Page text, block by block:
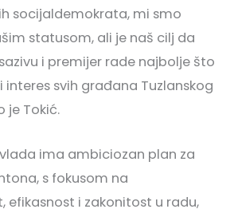
socijaldemokrata, mi smo
statusom, ali je naš cilj da
i premijer rade najbolje što
interes svih građana Tuzlanskog
je Tokić.
ima ambiciozan plan za
s fokusom na
efikasnost i zakonitost u radu,